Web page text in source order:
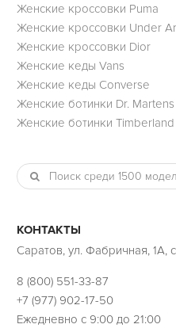
Женские кроссовки Puma
Женские кроссовки Under
Женские кроссовки Dior
Женские кеды Vans
Женские кеды Converse
Женские ботинки Dr. Martens
Женские ботинки Timberland
КОНТАКТЫ
Саратов, ул. Фабричная, 1А,
8 (800) 551-33-87
+7 (977) 902-17-50
Ежедневно с 9:00 до 21:00